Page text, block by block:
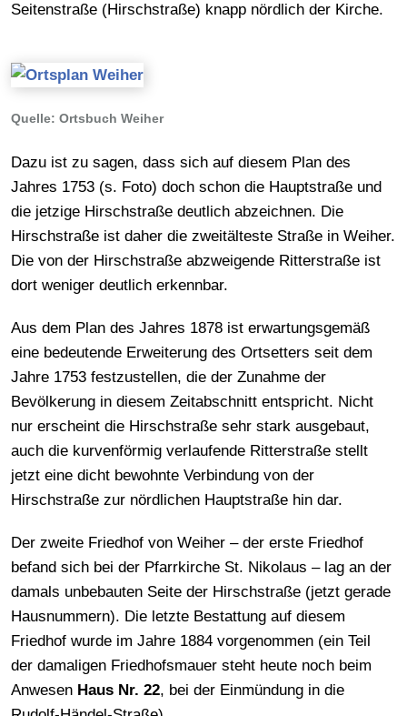
Seitenstraße (Hirschstraße) knapp nördlich der Kirche.
Quelle: Ortsbuch Weiher
Dazu ist zu sagen, dass sich auf diesem Plan des
Jahres 1753 (s. Foto) doch schon die Hauptstraße und
die jetzige Hirschstraße deutlich abzeichnen. Die
Hirschstraße ist daher die zweitälteste Straße in Weiher.
Die von der Hirschstraße abzweigende Ritterstraße ist
dort weniger deutlich erkennbar.
Aus dem Plan des Jahres 1878 ist erwartungsgemäß
eine bedeutende Erweiterung des Ortsetters seit dem
Jahre 1753 festzustellen, die der Zunahme der
Bevölkerung in diesem Zeitabschnitt entspricht. Nicht
nur erscheint die Hirschstraße sehr stark ausgebaut,
auch die kurvenförmig verlaufende Ritterstraße stellt
jetzt eine dicht bewohnte Verbindung von der
Hirschstraße zur nördlichen Hauptstraße hin dar.
Der zweite Friedhof von Weiher – der erste Friedhof
befand sich bei der Pfarrkirche St. Nikolaus – lag an der
damals unbebauten Seite der Hirschstraße (jetzt gerade
Hausnummern). Die letzte Bestattung auf diesem
Friedhof wurde im Jahre 1884 vorgenommen (ein Teil
der damaligen Friedhofsmauer steht heute noch beim
Anwesen Haus Nr. 22, bei der Einmündung in die